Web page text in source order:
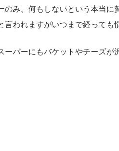
み、何もしないという本当に
言われますがいつまで経っても
パーにもバケットやチーズが